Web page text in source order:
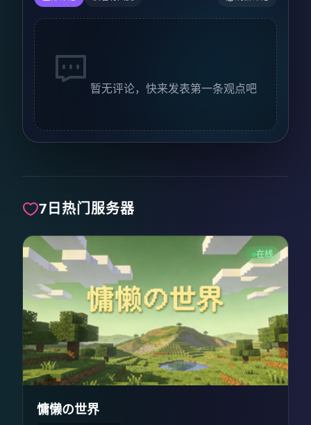
暂无评论，快来发表第一条观点吧
7日热门服务器
在线
慵懒の世界